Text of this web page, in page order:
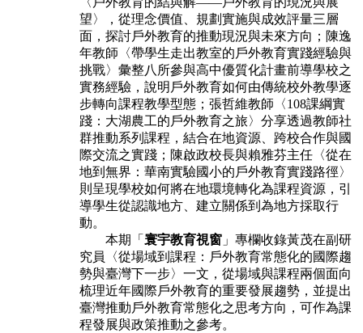
望〉，從理念價值、規劃實施與成效評量三層
⾯，探討⼾外教育的推動現況與未來⽅向；陳逸
年教師〈帶學⽣⾛出教室的⼾外教育實踐經驗與
挑戰〉彙整八所參與⾼中優質化計畫前導學校之
實務經驗，說明⼾外教育如何由傳統校外教學逐
步轉向課程教學型態；張哲維教師 〈108課綱實
踐：⼤湖農⼯的⼾外教育之旅〉分享透過教師社
群推動系列課程，結合在地資源、跨校合作與國
際交流之實踐；陳啟政校⻑與賴雅芬主任〈從在
地到 無界：華南實驗國⼩的⼾外教育實踐路徑〉
則呈現學校如何將在地環境轉化為課程資源，引
導學⽣從認識地⽅、建立關係到為地⽅採取⾏
動。
本期「 寰宇教育視窗 」專欄收錄黃茂在副研
究員〈從場域到課程：⼾外教育常態化的國際趨
勢與臺灣下⼀步〉⼀文，從場域與課程兩個⾯向
梳理近年國際⼾外教育的重要發展趨勢，並提出
臺灣推動⼾外教育常態化之思考⽅向，可作為課
程發展與政策推動之參考。